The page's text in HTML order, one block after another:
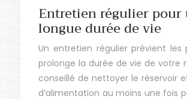
Entretien régulier pour
longue durée de vie
Un entretien régulier prévient les
prolonge la durée de vie de votre
conseillé de nettoyer le réservoir
d’alimentation au moins une fois